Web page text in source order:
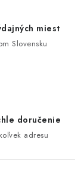
miest
Slovensku
doručenie
adresu